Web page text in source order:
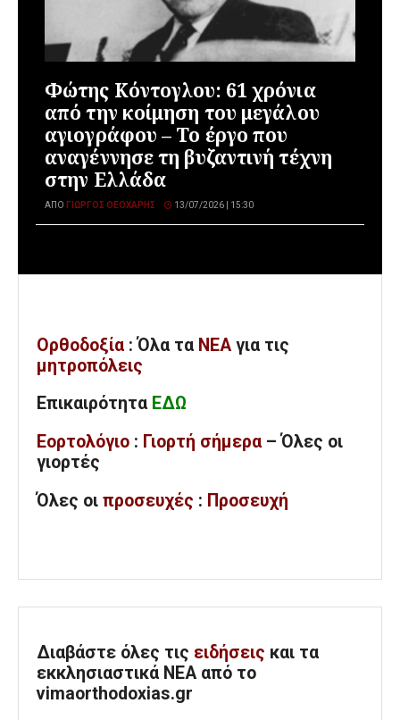
Φώτης Κόντογλου: 61 χρόνια
από την κοίμηση του μεγάλου
αγιογράφου – Το έργο που
αναγέννησε τη βυζαντινή τέχνη
στην Ελλάδα
ΑΠΌ ΓΙΏΡΓΟΣ ΘΕΟΧΆΡΗΣ 13/07/2026 | 15:30
Ορθοδοξία : Όλα τα ΝΕΑ για τις
μητροπόλεις
Επικαιρότητα ΕΔΩ
Εορτολόγιο : Γιορτή σήμερα – Όλες οι
γιορτές
Όλες οι προσευχές : Προσευχή
Διαβάστε όλες τις ειδήσεις και τα
εκκλησιαστικά ΝΕΑ από το
vimaorthodoxias.gr